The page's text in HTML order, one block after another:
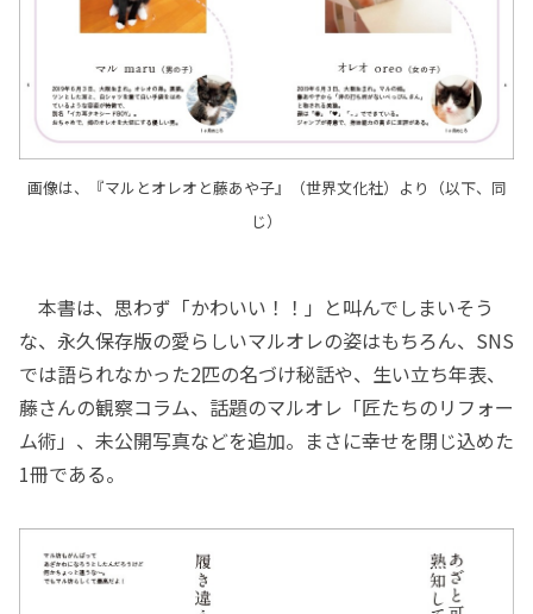
画像は、『マルとオレオと藤あや子』（世界文化社）より（以下、同
じ）
本書は、思わず「かわいい！！」と叫んでしまいそう
な、永久保存版の愛らしいマルオレの姿はもちろん、SNS
では語られなかった2匹の名づけ秘話や、生い立ち年表、
藤さんの観察コラム、話題のマルオレ「匠たちのリフォー
ム術」、未公開写真などを追加。まさに幸せを閉じ込めた
1冊である。